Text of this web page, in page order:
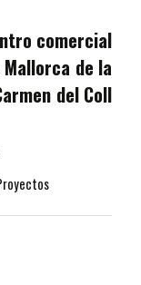
comercial
de la
del Coll